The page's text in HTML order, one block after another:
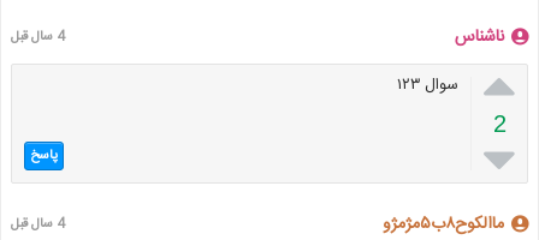
ناشناس 4 سال قبل

2

سوال ١٢٣
پاسخ
ماالکوح۸ب۵مژمژو 4 سال قبل